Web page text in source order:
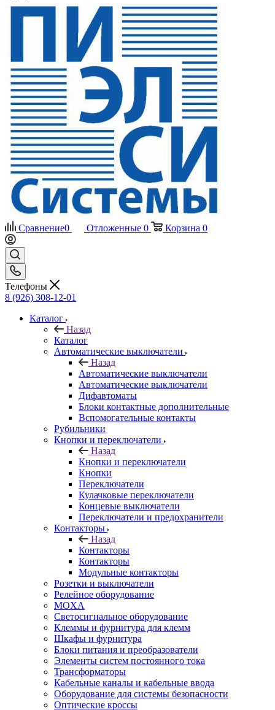
Сравнение0 Отложенные 0 Корзина 0
Телефоны
8 (926) 308-12-01
Каталог
Назад
Каталог
Автоматические выключатели
Назад
Автоматические выключатели
Автоматические выключатели
Дифавтоматы
Блоки контактные дополнительные
Вспомогательные контакты
Рубильники
Кнопки и переключатели
Назад
Кнопки и переключатели
Кнопки
Переключатели
Кулачковые переключатели
Концевые выключатели
Переключатели и предохранители
Контакторы
Назад
Контакторы
Контакторы
Модульные контакторы
Розетки и выключатели
Релейное оборудование
MOXA
Светосигнальное оборудование
Клеммы и фурнитура для клемм
Шкафы и фурнитура
Блоки питания и преобразователи
Элементы систем постоянного тока
Трансформаторы
Кабельные каналы и кабельные ввода
Оборудование для системы безопасности
Оптические кроссы